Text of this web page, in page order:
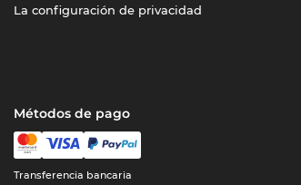
La configuración de privacidad
Métodos de pago
Transferencia bancaria